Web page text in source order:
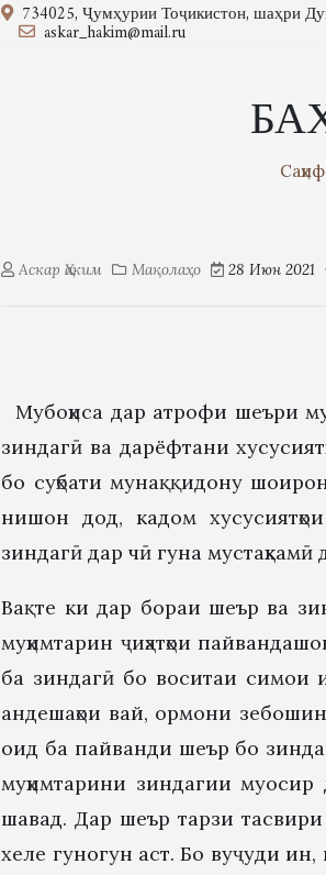
734025, Ҷумҳурии Тоҷикистон, шаҳри
askar_hakim@mail.ru
Аскар Ҳаким Мақолаҳо 28 Июн 2021
Мубоҳиса дар атрофи шеъри
зиндагӣ ва дарёфтани
бо суҳбати мунаққидону
нишон дод, кадом
зиндагӣ дар чӣ гуна
Вақте ки дар бораи шеър ва
муҳимтарин ҷиҳатҳои
ба зиндагӣ бо воситаи симои
андешаҳои вай, ормони
оид ба пайванди шеър бо
муҳимтарини зиндагии
шавад. Дар шеър тарзи
хеле гуногун аст. Бо вуҷуди